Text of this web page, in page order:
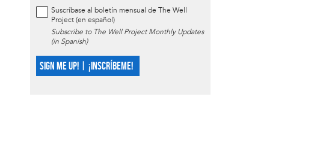
Suscríbase al boletín mensual de The Well
Project (en español)
Subscribe to The Well Project Monthly Updates
(in Spanish)
SIGN ME UP! | ¡INSCRÍBEME!